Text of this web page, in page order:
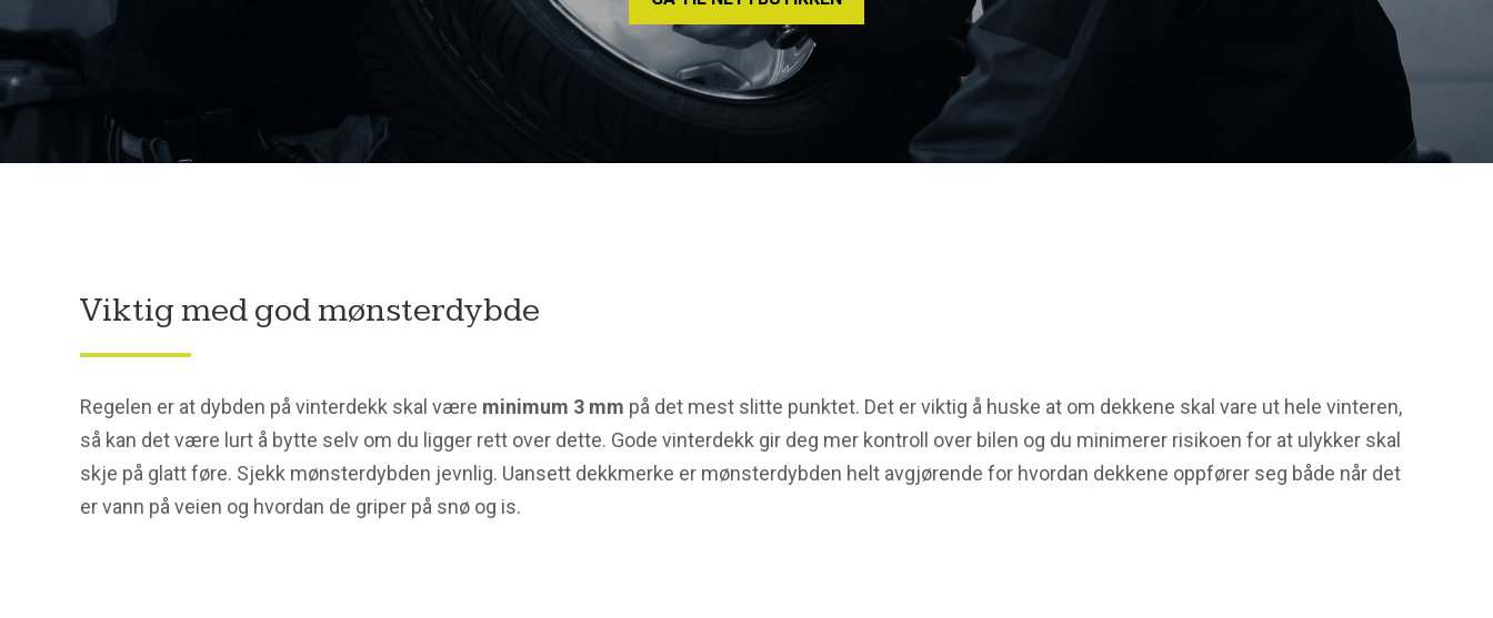
Viktig med god mønsterdybde
Regelen er at dybden på vinterdekk skal være minimum 3 mm på det mest slitte punktet. Det er viktig å huske at om dekkene skal vare ut hele vinteren,
så kan det være lurt å bytte selv om du ligger rett over dette. Gode vinterdekk gir deg mer kontroll over bilen og du minimerer risikoen for at ulykker skal
skje på glatt føre. Sjekk mønsterdybden jevnlig. Uansett dekkmerke er mønsterdybden helt avgjørende for hvordan dekkene oppfører seg både når det
er vann på veien og hvordan de griper på snø og is.